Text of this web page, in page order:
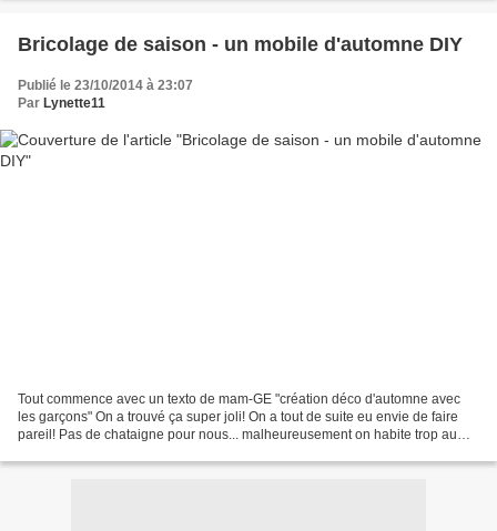
Bricolage de saison - un mobile d'automne DIY
Publié le 23/10/2014 à 23:07
Par Lynette11
Tout commence avec un texto de mam-GE "création déco d'automne avec
les garçons" On a trouvé ça super joli! On a tout de suite eu envie de faire
pareil! Pas de chataigne pour nous... malheureusement on habite trop au